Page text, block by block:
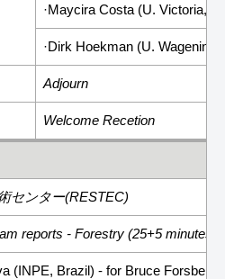
·Maycira Costa (U. Victoria,
·Dirk Hoekman (U.
Adjourn
Welcome Recetion
センター(RESTEC)
reports - Forestry (25+5 minutes)
(INPE, Brazil) - for Bruce Forsberg,